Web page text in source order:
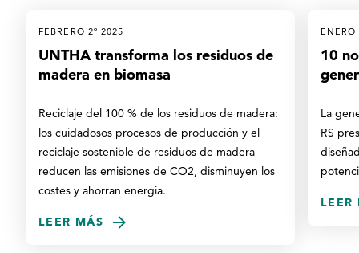
FEBRERO 2º 2025
UNTHA transforma los residuos de
madera en biomasa
Reciclaje del 100 % de los residuos de madera:
los cuidadosos procesos de producción y el
reciclaje sostenible de residuos de madera
reducen las emisiones de CO2, disminuyen los
costes y ahorran energía.
LEER MÁS
ENERO
10
La
RS
LEER